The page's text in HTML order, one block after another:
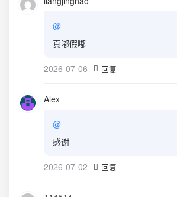
@
真嘟假嘟
2026-07-06 回复
Alex
@
感谢
2026-07-02 回复